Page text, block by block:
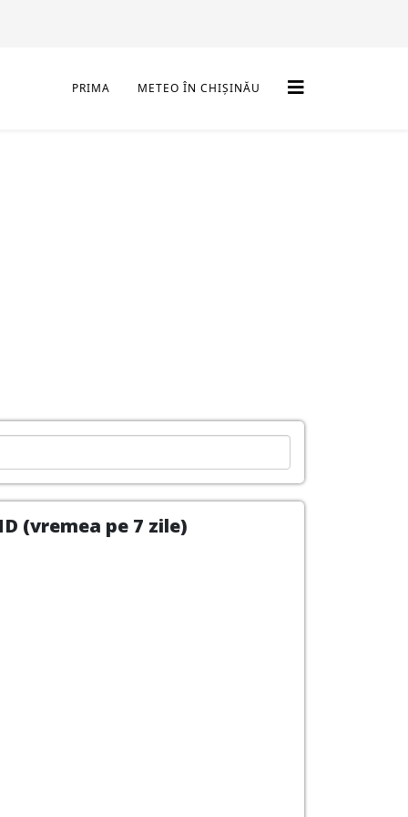
PRIMA METEO ÎN CHIȘINĂU
(vremea pe 7 zile)